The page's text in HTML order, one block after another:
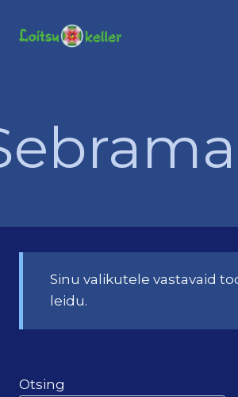
Sinu valikutele vastavaid
leidu.
Otsing